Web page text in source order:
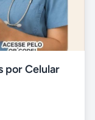
por Celular